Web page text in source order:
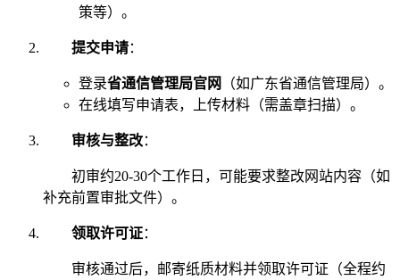
策等）。
提交申请：
登录省通信管理局官网
（如广东省通信管理局）。
在线填写申请表，上传材料（需盖章扫描）。
审核与整改：
初审约20-30个工作日，可能要求整改网站内容（如
补充前置审批文件）。
领取许可证：
审核通过后，邮寄纸质材料并领取许可证（全程约